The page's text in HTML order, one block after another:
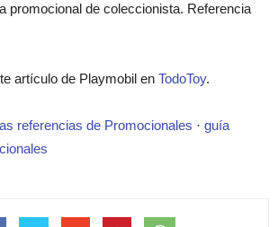
promocional de coleccionista. Referencia
artículo de Playmobil en TodoToy.
referencias de Promocionales · guía